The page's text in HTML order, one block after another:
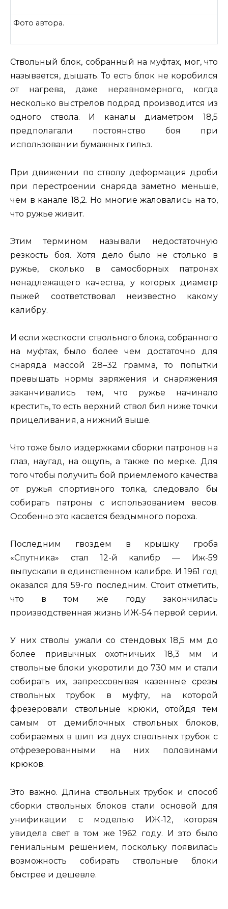
Фото автора.
Ствольный блок, собранный на муфтах, мог, что
называется, дышать. То есть блок не коробился
от нагрева, даже неравномерного, когда
несколько выстрелов подряд производится из
одного ствола. И каналы диаметром 18,5
предполагали постоянство боя при
использовании бумажных гильз.
При движении по стволу деформация дроби
при перестроении снаряда заметно меньше,
чем в канале 18,2. Но многие жаловались на то,
что ружье живит.
Этим термином называли недостаточную
резкость боя. Хотя дело было не столько в
ружье, сколько в самосборных патронах
ненадлежащего качества, у которых диаметр
пыжей соответствовал неизвестно какому
калибру.
И если жесткости ствольного блока, собранного
на муфтах, было более чем достаточно для
снаряда массой 28–32 грамма, то попытки
превышать нормы заряжения и снаряжения
заканчивались тем, что ружье начинало
крестить, то есть верхний ствол бил ниже точки
прицеливания, а нижний выше.
Что тоже было издержками сборки патронов на
глаз, наугад, на ощупь, а также по мерке. Для
того чтобы получить бой приемлемого качества
от ружья спортивного толка, следовало бы
собирать патроны с использованием весов.
Особенно это касается бездымного пороха.
Последним гвоздем в крышку гроба
«Спутника» стал 12-й калибр — Иж-59
выпускали в единственном калибре. И 1961 год
оказался для 59-го последним. Стоит отметить,
что в том же году закончилась
производственная жизнь ИЖ-54 первой серии.
У них стволы ужали со стендовых 18,5 мм до
более привычных охотничьих 18,3 мм и
ствольные блоки укоротили до 730 мм и стали
собирать их, запрессовывая казенные срезы
ствольных трубок в муфту, на которой
фрезеровали ствольные крюки, отойдя тем
самым от демиблочных ствольных блоков,
собираемых в шип из двух ствольных трубок с
отфрезерованными на них половинами
крюков.
Это важно. Длина ствольных трубок и способ
сборки ствольных блоков стали основой для
унификации с моделью ИЖ-12, которая
увидела свет в том же 1962 году. И это было
гениальным решением, поскольку появилась
возможность собирать ствольные блоки
быстрее и дешевле.